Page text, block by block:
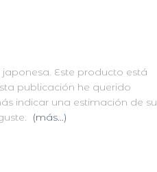
Este producto está
publicación he querido
indicar una estimación de su
(más…)